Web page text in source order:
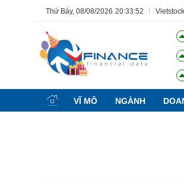
Thứ Bảy, 08/08/2026 20:33:53 Vietstock
VĨ MÔ NGÀNH
Tính năng Ngành Mã